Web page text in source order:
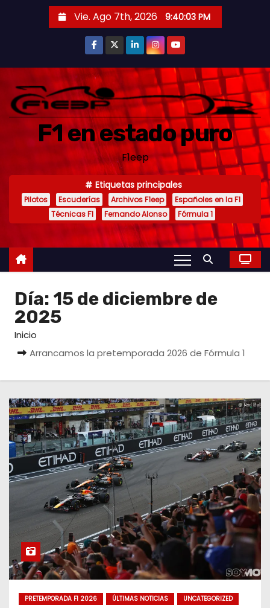
i
Vie. Ago 7th, 2026 9:40:04 PM
F1 en estado puro
F1eep
Etiquetas principales
Pilotos Escuderías Archivos F1eep
Españoles en la F1
Técnicas F1
Fernando Alonso Fórmula 1
Día: 15 de diciembre de
2025
Inicio
Arrancamos la pretemporada 2026 de Fórmula 1
PRETEMPORADA F1 2026 ÚLTIMAS NOTICIAS UNCATEGORIZED